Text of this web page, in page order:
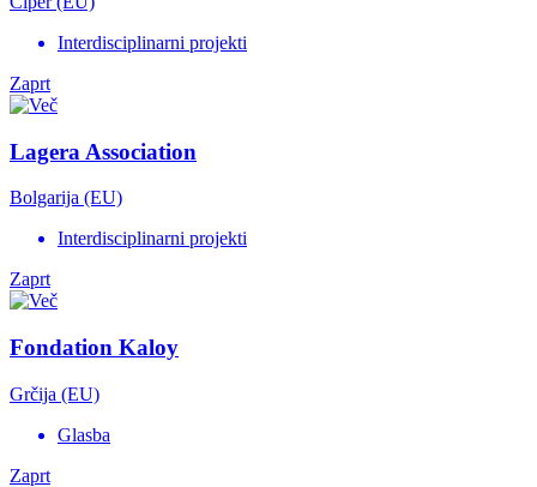
Interdisciplinarni projekti
Zaprt
Lagera Association
Bolgarija (EU)
Interdisciplinarni projekti
Zaprt
Fondation Kaloy
Grčija (EU)
Glasba
Zaprt